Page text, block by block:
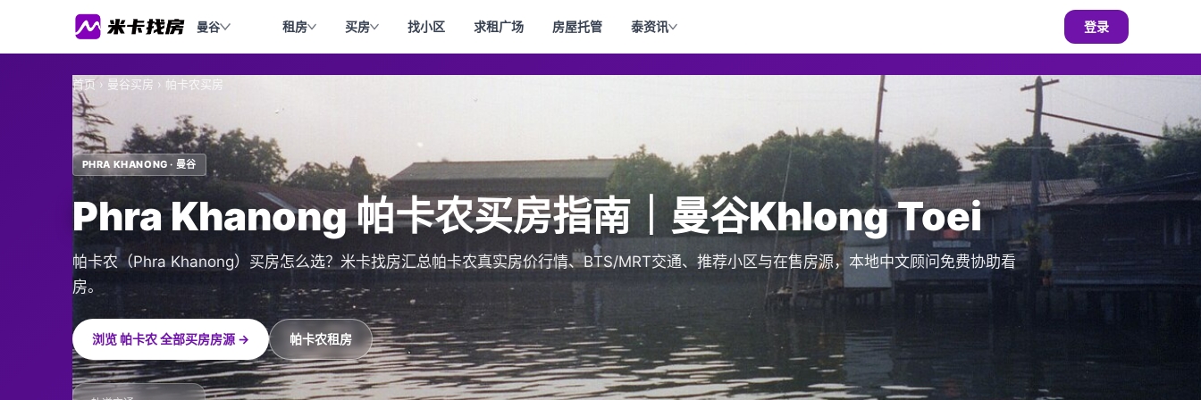
曼谷 租房 买房 找小区 求租广场 房屋托管 泰资讯 登录
首页 › 曼谷买房 › 帕卡农买房
PHRA KHANONG · 曼谷
Phra Khanong 帕卡农买房指南｜曼谷Khlong Toei
帕卡农（Phra Khanong）买房怎么选？米卡找房汇总帕卡农真实房价行情、BTS/MRT交通、推荐小区与在售房源，本地中文顾问免费协助看
房。
浏览 帕卡农 全部买房房源 → 帕卡农租房